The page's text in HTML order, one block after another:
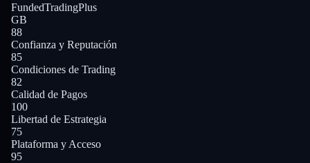
FundedTradingPlus
GB
88
Confianza y Reputación
85
Condiciones de Trading
82
Calidad de Pagos
100
Libertad de Estrategia
75
Plataforma y Acceso
95